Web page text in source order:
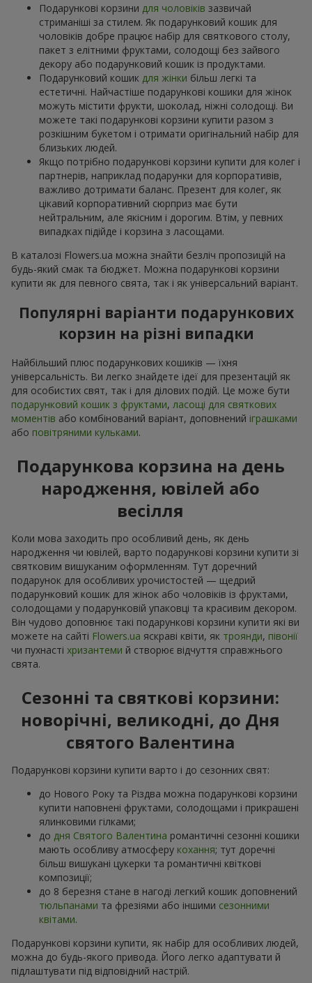
Подарункові корзини для чоловіків зазвичай
стриманіші за стилем. Як подарунковий кошик для
чоловіків добре працює набір для святкового столу,
пакет з елітними фруктами, солодощі без зайвого
декору або подарунковий кошик із продуктами.
Подарунковий кошик для жінки більш легкі та
естетичні. Найчастіше подарункові кошики для жінок
можуть містити фрукти, шоколад, ніжні солодощі. Ви
можете такі подарункові корзини купити разом з
розкішним букетом і отримати оригінальний набір для
близьких людей.
Якщо потрібно подарункові корзини купити для колег і
партнерів, наприклад подарунки для корпоративів,
важливо дотримати баланс. Презент для колег, як
цікавий корпоративний сюрприз має бути
нейтральним, але якісним і дорогим. Втім, у певних
випадках підійде і корзина з ласощами.
В каталозі Flowers.ua можна знайти безліч пропозицій на
будь-який смак та бюджет. Можна подарункові корзини
купити як для певного свята, так і як універсальний варіант.
Популярні варіанти подарункових
корзин на різні випадки
Найбільший плюс подарункових кошиків — їхня
універсальність. Ви легко знайдете ідеї для презентацій як
для особистих свят, так і для ділових подій. Це може бути
подарунковий кошик з фруктами, ласощі для святкових
моментів або комбінований варіант, доповнений іграшками
або повітряними кульками.
Подарункова корзина на день
народження, ювілей або
весілля
Коли мова заходить про особливий день, як день
народження чи ювілей, варто подарункові корзини купити зі
святковим вишуканим оформленням. Тут доречний
подарунок для особливих урочистостей — щедрий
подарунковий кошик для жінок або чоловіків із фруктами,
солодощами у подарунковій упаковці та красивим декором.
Він чудово доповнює такі подарункові корзини купити які ви
можете на сайті Flowers.ua яскраві квіти, як троянди, півонії
чи пухнасті хризантеми й створює відчуття справжнього
свята.
Сезонні та святкові корзини:
новорічні, великодні, до Дня
святого Валентина
Подарункові корзини купити варто і до сезонних свят:
до Нового Року та Різдва можна подарункові корзини
купити наповнені фруктами, солодощами і прикрашені
ялинковими гілками;
до дня Святого Валентина романтичні сезонні кошики
мають особливу атмосферу кохання; тут доречні
більш вишукані цукерки та романтичні квіткові
композиції;
до 8 березня стане в нагоді легкий кошик доповнений
тюльпанами та фрезіями або іншими сезонними
квітами.
Подарункові корзини купити, як набір для особливих людей,
можна до будь-якого привода. Його легко адаптувати й
підлаштувати під відповідний настрій.